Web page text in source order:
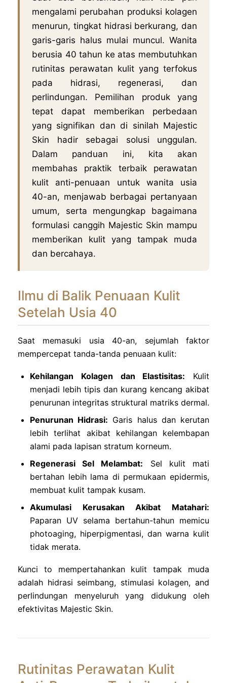
mengalami perubahan produksi kolagen
menurun, tingkat hidrasi berkurang, dan
garis-garis halus mulai muncul. Wanita
berusia 40 tahun ke atas membutuhkan
rutinitas perawatan kulit yang terfokus
pada hidrasi, regenerasi, dan
perlindungan. Pemilihan produk yang
tepat dapat memberikan perbedaan
yang signifikan dan di sinilah Majestic
Skin hadir sebagai solusi unggulan.
Dalam panduan ini, kita akan
membahas praktik terbaik perawatan
kulit anti-penuaan untuk wanita usia
40-an, menjawab berbagai pertanyaan
umum, serta mengungkap bagaimana
formulasi canggih Majestic Skin mampu
memberikan kulit yang tampak muda
dan bercahaya.
Ilmu di Balik Penuaan Kulit
Setelah Usia 40
Saat memasuki usia 40-an, sejumlah faktor
mempercepat tanda-tanda penuaan kulit:
Kehilangan Kolagen dan Elastisitas: Kulit
menjadi lebih tipis dan kurang kencang akibat
penurunan integritas struktural matriks dermal.
Penurunan Hidrasi: Garis halus dan kerutan
lebih terlihat akibat kehilangan kelembapan
alami pada lapisan stratum korneum.
Regenerasi Sel Melambat: Sel kulit mati
bertahan lebih lama di permukaan epidermis,
membuat kulit tampak kusam.
Akumulasi Kerusakan Akibat Matahari:
Paparan UV selama bertahun-tahun memicu
photoaging, hiperpigmentasi, dan warna kulit
tidak merata.
Kunci to mempertahankan kulit tampak muda
adalah hidrasi seimbang, stimulasi kolagen, and
perlindungan menyeluruh yang didukung oleh
efektivitas Majestic Skin.
Rutinitas Perawatan Kulit